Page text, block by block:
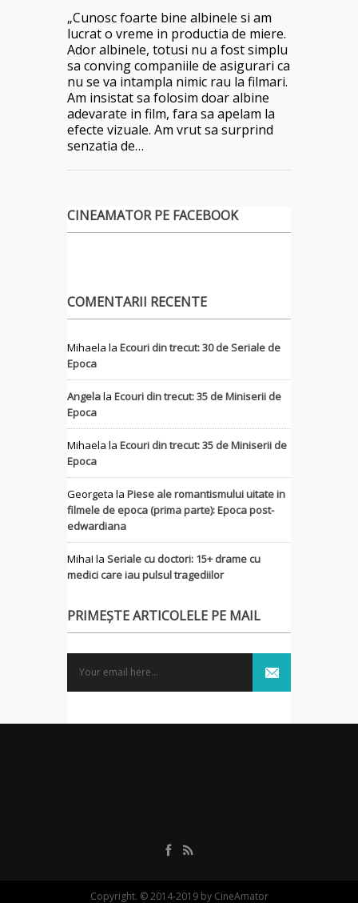
„Cunosc foarte bine albinele si am
lucrat o vreme in productia de miere.
Ador albinele, totusi nu a fost simplu
sa conving companiile de asigurari ca
nu se va intampla nimic rau la filmari.
Am insistat sa folosim doar albine
adevarate in film, fara sa apelam la
efecte vizuale. Am vrut sa surprind
senzatia de…
CINEAMATOR PE FACEBOOK
COMENTARII RECENTE
Mihaela la Ecouri din trecut: 30 de Seriale de
Epoca
Angelala Ecouri din trecut: 35 de Miniserii de
Epoca
Mihaela la Ecouri din trecut: 35 de Miniserii de
Epoca
Georgeta la Piese ale romantismului uitate in
filmele de epoca (prima parte): Epoca post-
edwardiana
MihaI la Seriale cu doctori: 15+ drame cu
medici care iau pulsul tragediilor
PRIMEȘTE ARTICOLELE PE MAIL
Copyright. © 2014-2019 by CineAmator